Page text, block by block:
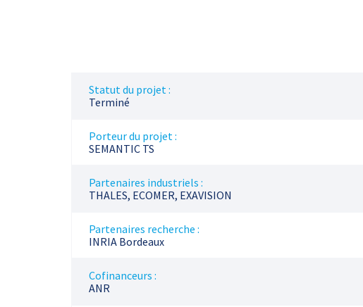
Statut du projet :
Terminé
Porteur du projet :
SEMANTIC TS
Partenaires industriels :
THALES, ECOMER, EXAVISION
Partenaires recherche :
INRIA Bordeaux
Cofinanceurs :
ANR